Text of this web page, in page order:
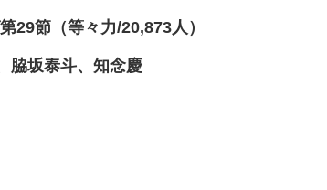
29節（等々力/20,873人）
脇坂泰斗、知念慶